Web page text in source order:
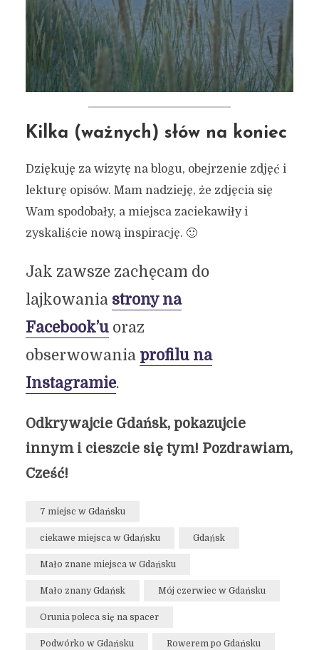
Kilka (ważnych) słów na koniec
Dziękuję za wizytę na blogu, obejrzenie zdjęć i
lekturę opisów. Mam nadzieję, że zdjęcia się
Wam spodobały, a miejsca zaciekawiły i
zyskaliście nową inspirację. 🙂
Jak zawsze zachęcam do
lajkowania strony na
Facebook’uoraz
obserwowania profilu na
Instagramie.
Odkrywajcie Gdańsk, pokazujcie
innym i cieszcie się tym! Pozdrawiam,
Cześć!
7 miejsc w Gdańsku
ciekawe miejsca w Gdańsku Gdańsk
Mało znane miejsca w Gdańsku
Mało znany Gdańsk Mój czerwiec w Gdańsku
Orunia poleca się na spacer
Podwórko w Gdańsku Rowerem po Gdańsku